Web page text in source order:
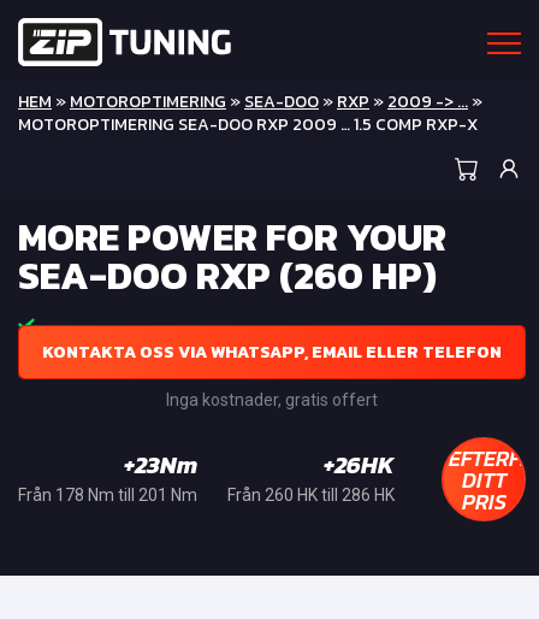
HEM »MOTOROPTIMERING »SEA-DOO»RXP »2009 -> ...»
MOTOROPTIMERING SEA-DOO RXP 2009 … 1.5 COMP RXP-X
MORE POWER FOR YOUR
SEA-DOO RXP (260 HP)
KONTAKTA OSS VIA WHATSAPP, EMAIL ELLER TELEFON
Inga kostnader, gratis offert
+23Nm
Från 178 Nm till 201 Nm
+26HK
Från 260 HK till 286 HK DITT
PRIS